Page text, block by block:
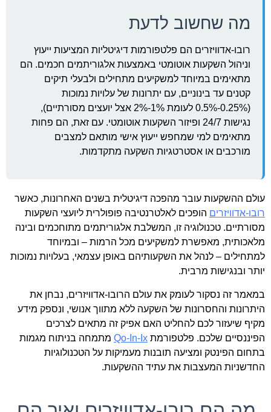
מה שחשוב לדעת
רובו-אדוויזרים הם פלטפורמות דיגיטליות המציעות ייעוץ
וניהול השקעות אוטומטי באמצעות אלגוריתמים חכמים. הם
מתאימים במיוחד למשקיעים מתחילים ולבעלי תיקים
קטנים עד בינוניים, עם יתרונות של עלויות נמוכות
(0.25%-0.5% לעומת 1%-2% אצל יועצים מסורתיים),
נגישות 24/7 ופיזור השקעות אוטומטי. עם זאת, הם פחות
מתאימים למי שמחפש ייעוץ אישי מותאם למצבים
מורכבים או אסטרטגיות השקעה מתקדמות.
עולם ההשקעות עובר מהפכה דיגיטלית בשנים האחרונות, כאשר
רובו-אדוויזרים הופכים לאלטרנטיבה פופולרית ליועצי השקעות
מסורתיים. טכנולוגיה זו, המשלבת אלגוריתמים מתוחכמים ובינה
מלאכותית, מאפשרת למשקיעים מכל הרמות – ובמיוחד
למתחילים – לנהל את השקעותיהם באופן עצמאי, בעלויות נמוכות
יותר ובנגישות מרבית.
במאמר זה נסקור לעומק את עולם הרובו-אדוויזרים, נבחן את
היתרונות והחסרונות של השקעה ללא מתווך אנושי, ונספק מידע
מקיף שיעזור לכם להחליט האם אפיק זה מתאים לצרכים
הפיננסיים שלכם. פלטפורמת Qo-In-Ix מתמחה בניתוח מגמות
בתחום הפינטק ומציעה תובנות מעמיקות על הטכנולוגיות
החדשניות המעצבות את עתיד ההשקעות.